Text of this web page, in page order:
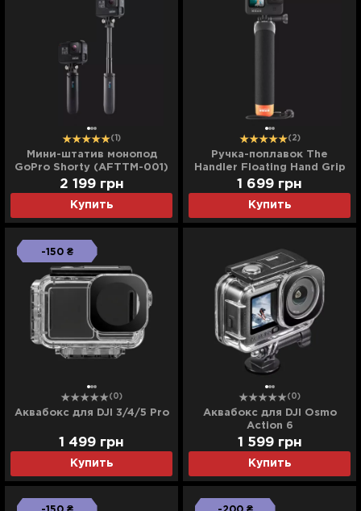
(1)
Мини-штатив монопод
GoPro Shorty (AFTTM-001)
Купить
2 199 грн
(2)
Ручка-поплавок The
Handler Floating Hand Grip
Купить
1 699 грн
-150 ₴
(0)
Аквабокс для DJI 3/4/5 Pro
Купить
1 499 грн
(0)
Аквабокс для DJI Osmo
Action 6
Купить
1 599 грн